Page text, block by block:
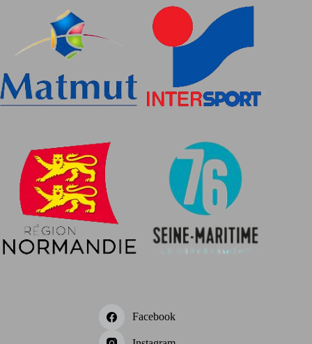
Facebook